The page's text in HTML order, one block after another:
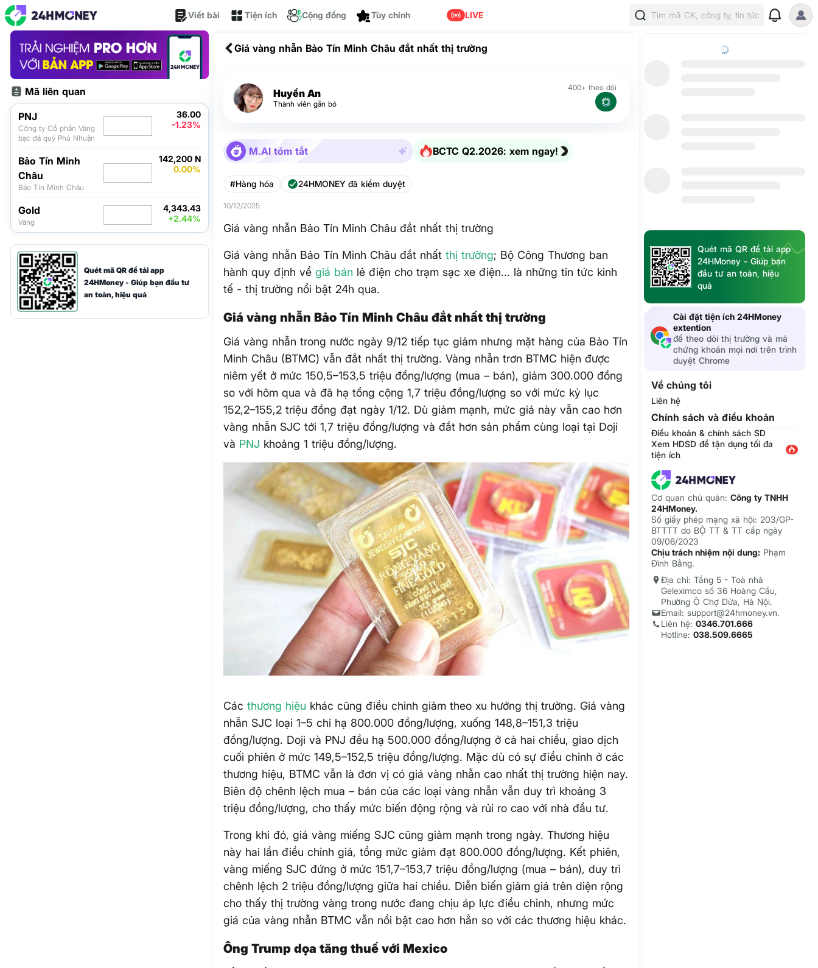
Viết bài Tiện ích Cộng đồng Tùy chỉnh LIVE Tìm mã CK, công ty, tin tức
Mã liên quan
PNJ
Công ty Cổ phần Vàng
bạc đá quý Phú Nhuận
36.00
-1.23%
Bảo Tín Minh
Châu
Bảo Tín Minh Châu
142,200 N
0.00%
Gold
Vàng
4,343.43
+2.44%
Quét mã QR để tải app
24HMoney - Giúp bạn đầu tư
an toàn, hiệu quả
Giá vàng nhẫn Bảo Tín Minh Châu đắt nhất thị trường
Huyền An
Thành viên gắn bó
400+ theo dõi
M.AI tóm tắt BCTC Q2.2026: xem ngay!
#Hàng hóa 24HMONEY đã kiểm duyệt
10/12/2025
Giá vàng nhẫn Bảo Tín Minh Châu đắt nhất thị trường
Giá vàng nhẫn Bảo Tín Minh Châu đắt nhấtthị trường; Bộ Công Thương ban
hành quy định vềgiá bán lẻ điện cho trạm sạc xe điện... là những tin tức kinh
tế - thị trường nổi bật 24h qua.
Giá vàng nhẫn Bảo Tín Minh Châu đắt nhất thị trường
Giá vàng nhẫn trong nước ngày 9/12 tiếp tục giảm nhưng mặt hàng của Bảo Tín
Minh Châu (BTMC) vẫn đắt nhất thị trường. Vàng nhẫn trơn BTMC hiện được
niêm yết ở mức 150,5–153,5 triệu đồng/lượng (mua – bán), giảm 300.000 đồng
so với hôm qua và đã hạ tổng cộng 1,7 triệu đồng/lượng so với mức kỷ lục
152,2–155,2 triệu đồng đạt ngày 1/12. Dù giảm mạnh, mức giá này vẫn cao hơn
vàng nhẫn SJC tới 1,7 triệu đồng/lượng và đắt hơn sản phẩm cùng loại tại Doji
và PNJ khoảng 1 triệu đồng/lượng.
Cácthương hiệu khác cũng điều chỉnh giảm theo xu hướng thị trường. Giá vàng
nhẫn SJC loại 1–5 chỉ hạ 800.000 đồng/lượng, xuống 148,8–151,3 triệu
đồng/lượng. Doji và PNJ đều hạ 500.000 đồng/lượng ở cả hai chiều, giao dịch
cuối phiên ở mức 149,5–152,5 triệu đồng/lượng. Mặc dù có sự điều chỉnh ở các
thương hiệu, BTMC vẫn là đơn vị có giá vàng nhẫn cao nhất thị trường hiện nay.
Biên độ chênh lệch mua – bán của các loại vàng nhẫn vẫn duy trì khoảng 3
triệu đồng/lượng, cho thấy mức biến động rộng và rủi ro cao với nhà đầu tư.
Trong khi đó, giá vàng miếng SJC cũng giảm mạnh trong ngày. Thương hiệu
này hai lần điều chỉnh giá, tổng mức giảm đạt 800.000 đồng/lượng. Kết phiên,
vàng miếng SJC đứng ở mức 151,7–153,7 triệu đồng/lượng (mua – bán), duy trì
chênh lệch 2 triệu đồng/lượng giữa hai chiều. Diễn biến giảm giá trên diện rộng
cho thấy thị trường vàng trong nước đang chịu áp lực điều chỉnh, nhưng mức
giá của vàng nhẫn BTMC vẫn nổi bật cao hơn hẳn so với các thương hiệu khác.
Ông Trump dọa tăng thuế với Mexico
Quét mã QR để tải app
24HMoney - Giúp bạn
đầu tư an toàn, hiệu
quả
Cài đặt tiện ích 24HMoney
extention
để theo dõi thị trường và mã
chứng khoán mọi nơi trên trình
duyệt Chrome
Về chúng tôi
Liên hệ
Chính sách và điều khoản
Điều khoản & chính sách SD
Xem HDSD để tận dụng tối đa
tiện ích
Cơ quan chủ quản:Công ty TNHH
24HMoney.
Số giấy phép mạng xã hội: 203/GP-
BTTTT do BỘ TT & TT cấp ngày
09/06/2023
Chịu trách nhiệm nội dung: Phạm
Đình Bằng.
Địa chỉ: Tầng 5 - Toà nhà
Geleximco số 36 Hoàng Cầu,
Phường Ô Chợ Dừa, Hà Nội.
Email: support@24hmoney.vn.
Liên hệ:0346.701.666
Hotline:038.509.6665